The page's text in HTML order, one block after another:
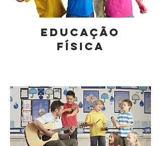
EDUCAÇÃO
FÍSICA